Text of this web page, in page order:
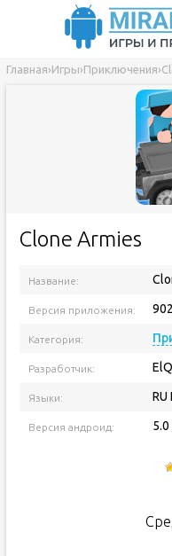
Главная›Игры›Приключения›
Clone Armies
Название:
Версия приложения:
Категория:
Разработчик:
Языки: RU
Версия андроид: